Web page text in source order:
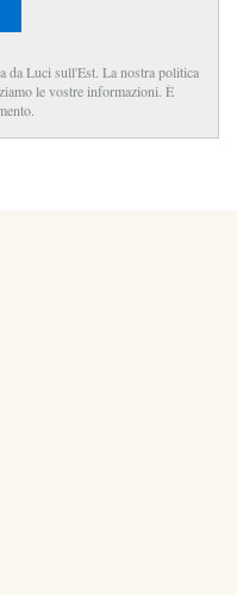
da Luci sull'Est. La nostra politica
le vostre informazioni. È